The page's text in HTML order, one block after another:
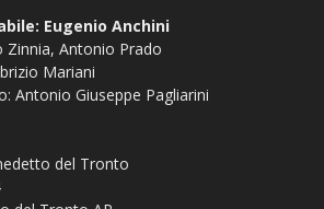
Eugenio Anchini
Zinnia, Antonio Prado
Mariani
Antonio Giuseppe Pagliarini
del Tronto